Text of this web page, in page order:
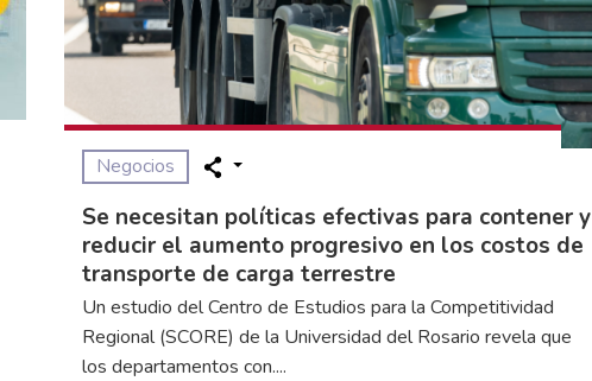
Negocios
Se necesitan políticas efectivas para contener y
reducir el aumento progresivo en los costos de
transporte de carga terrestre
Un estudio del Centro de Estudios para la Competitividad
Regional (SCORE) de la Universidad del Rosario revela que
los departamentos con....